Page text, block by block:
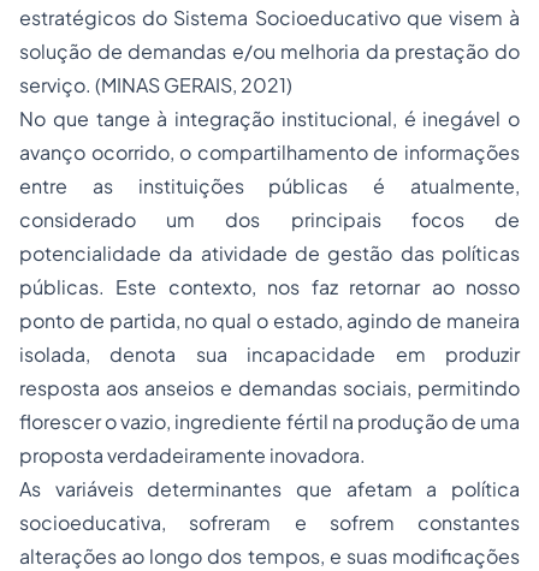
estratégicos do Sistema Socioeducativo que visem à
solução de demandas e/ou melhoria da prestação do
serviço. (MINAS GERAIS, 2021)
No que tange à integração institucional, é inegável o
avanço ocorrido, o compartilhamento de informações
entre as instituições públicas é atualmente,
considerado um dos principais focos de
potencialidade da atividade de gestão das políticas
públicas. Este contexto, nos faz retornar ao nosso
ponto de partida, no qual o estado, agindo de maneira
isolada, denota sua incapacidade em produzir
resposta aos anseios e demandas sociais, permitindo
florescer o vazio, ingrediente fértil na produção de uma
proposta verdadeiramente inovadora.
As variáveis determinantes que afetam a política
socioeducativa, sofreram e sofrem constantes
alterações ao longo dos tempos, e suas modificações